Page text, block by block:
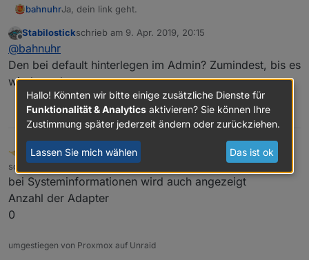
bahnuhrJa, dein link geht.
Aber im log ist ein anderer link.
http://download.iobroker.net/sources-dist-latest.json
Offline
Stabilostickschrieb am 9. Apr. 2019, 20:15
zuletzt editiert von
@bahnuhr
Den bei default hinterlegen im Admin? Zumindest, bis es
wieder geht.
0
Abwesend
crunchip FORUM TESTING MOST ACTIVE DEVELOPER
schrieb am9. Apr. 2019, 20:16
zuletzt editiert von
bei Systeminformationen wird auch angezeigt
Anzahl der Adapter
0
umgestiegen von Proxmox auf Unraid
Hallo! Könnten wir bitte einige zusätzliche Dienste für
Funktionalität & Analytics aktivieren? Sie können Ihre
Zustimmung später jederzeit ändern oder zurückziehen.
Lassen Sie mich wählen Das ist ok